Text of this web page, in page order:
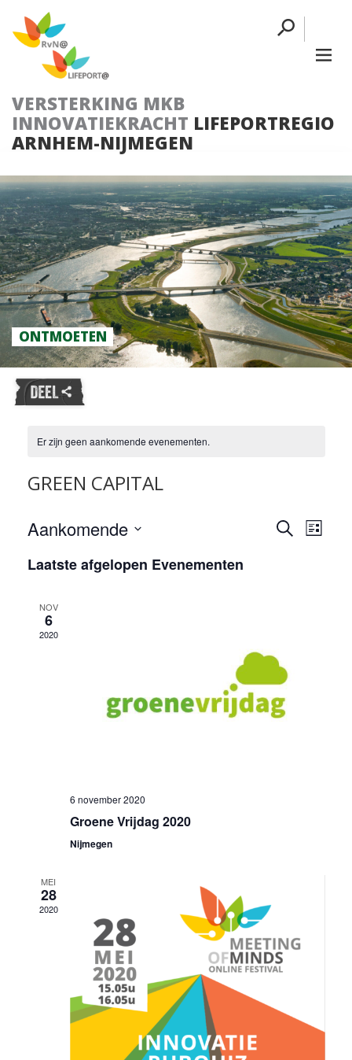
VERSTERKING MKB
INNOVATIEKRACHT LIFEPORTREGIO
ARNHEM-NIJMEGEN
ONTMOETEN
Er zijn geen aankomende evenementen.
GREEN CAPITAL
Zoeken
Lijst
Aankomende
een
Laatste afgelopen Evenementen
NOV
6
2020
6 november 2020
Groene Vrijdag 2020
Nijmegen
MEI
28
2020